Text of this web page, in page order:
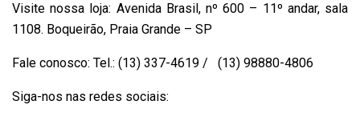
Visite nossa loja: Avenida Brasil, nº 600 – 11º andar, sala
1108. Boqueirão, Praia Grande – SP
Fale conosco: Tel.: (13) 337-4619 / (13) 98880-4806
Siga-nos nas redes sociais: